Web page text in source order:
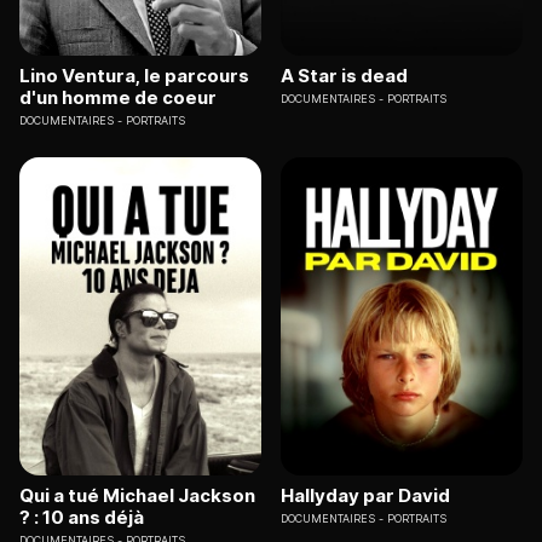
Lino Ventura, le parcours
d'un homme de coeur
DOCUMENTAIRES PORTRAITS
A Star is dead
DOCUMENTAIRES PORTRAITS
Qui a tué Michael Jackson
? : 10 ans déjà
Hallyday par David
DOCUMENTAIRES PORTRAITS